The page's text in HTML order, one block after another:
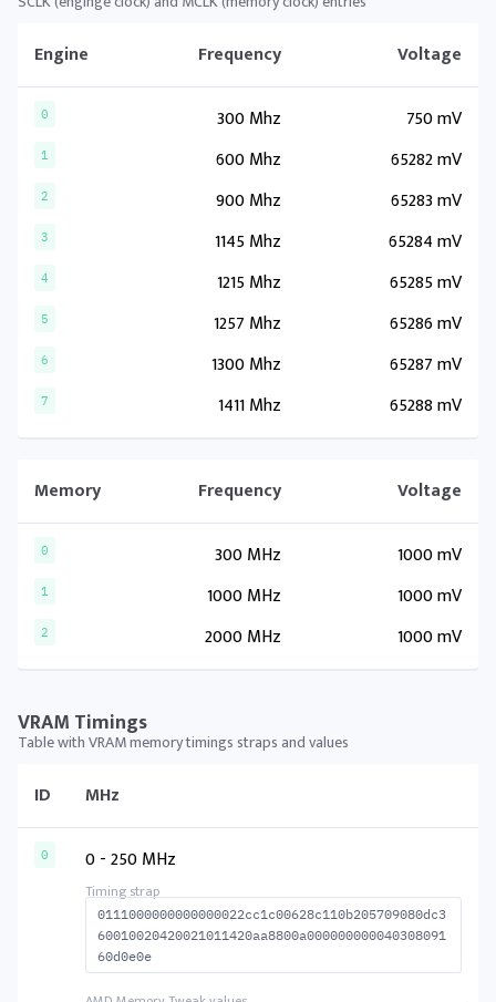
Engine Frequency Voltage
0 300 Mhz 750 mV
1 600 Mhz 65282 mV
2 900 Mhz 65283 mV
3 1145 Mhz 65284 mV
4 1215 Mhz 65285 mV
5 1257 Mhz 65286 mV
6 1300 Mhz 65287 mV
7 1411 Mhz 65288 mV
Memory Frequency Voltage
0 300 MHz 1000 mV
1 1000 MHz 1000 mV
2 2000 MHz 1000 mV
VRAM Timings
Table with VRAM memory timings straps and values
ID MHz
0 0 - 250 MHz
0111000000000000022cc1c00628c110b205709080dc3
60010020420021011420aa8800a000000000040308091
60d0e0e